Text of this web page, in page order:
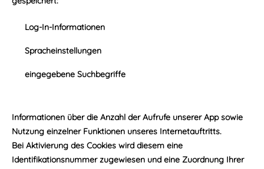
Log-In-Informationen
Spracheinstellungen
eingegebene Suchbegriffe
Informationen über die Anzahl der Aufrufe unserer App sowie
Nutzung einzelner Funktionen unseres Internetauftritts.
Bei Aktivierung des Cookies wird diesem eine
Identifikationsnummer zugewiesen und eine Zuordnung Ihrer